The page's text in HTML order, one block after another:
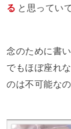
る と思ってい
念のために書
でもほぼ座れ
のは不可能な